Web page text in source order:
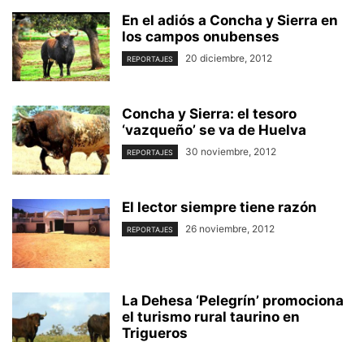
En el adiós a Concha y Sierra en
los campos onubenses
REPORTAJES 20 diciembre, 2012
Concha y Sierra: el tesoro
‘vazqueño’ se va de Huelva
REPORTAJES 30 noviembre, 2012
El lector siempre tiene razón
REPORTAJES 26 noviembre, 2012
La Dehesa ‘Pelegrín’ promociona
el turismo rural taurino en
Trigueros